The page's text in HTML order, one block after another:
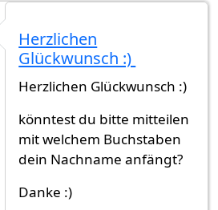
Herzlichen
Glückwunsch :)
Herzlichen Glückwunsch :)
könntest du bitte mitteilen
mit welchem Buchstaben
dein Nachname anfängt?
Danke :)